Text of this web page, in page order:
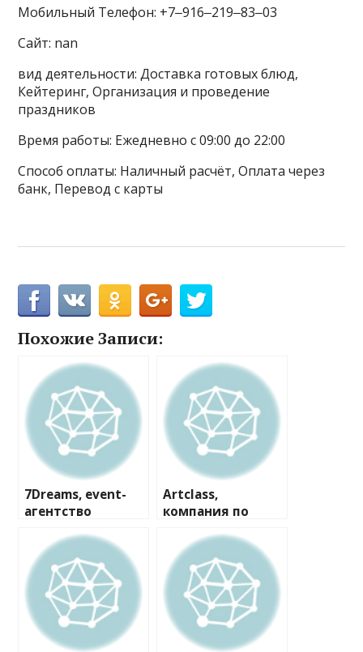
Мобильный Телефон: +7‒916‒219‒83‒03
Сайт: nan
вид деятельности: Доставка готовых блюд,
Кейтеринг, Организация и проведение
праздников
Время работы: Ежедневно с 09:00 до 22:00
Способ оплаты: Наличный расчёт, Оплата через
банк, Перевод с карты
Похожие Записи:
7Dreams, event-
агентство
Artclass,
компания по
творческих
мастер-классов